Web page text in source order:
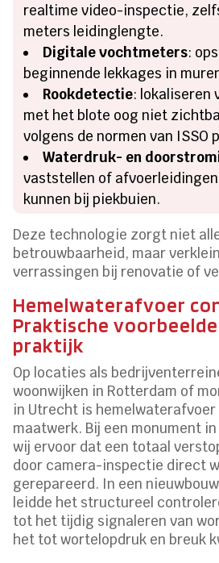
realtime video-inspectie,
meters leidinglengte.
Digitale vochtmeters:
beginnende lekkages in
Rookdetectie: lokaliseren
met het blote oog niet
volgens de normen van ISSO
Waterdruk- en
vaststellen of
kunnen bij piekbuien.
Deze technologie zorgt niet
betrouwbaarheid, maar
verrassingen bij renovatie of
Hemelwaterafvoer
Praktische
praktijk
Op locaties als
woonwijken in Rotterdam of
in Utrecht is
maatwerk. Bij een monument
wij ervoor dat een totaal
door camera-inspectie direct
gerepareerd. In een
leidde het structureel
tot het tijdig signaleren van
het tot wortelopdruk en breuk